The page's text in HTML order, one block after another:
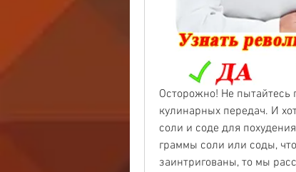
Осторожно! Не пытайтесь
кулинарных передач. И
соли и соде для
граммы соли или соды,
заинтригованы, то мы